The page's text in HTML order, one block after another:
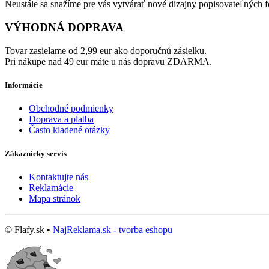
Neustále sa snažíme pre vás vytvárať nové dizajny popisovateľných
VÝHODNÁ DOPRAVA
Tovar zasielame od 2,99 eur ako doporučnú zásielku.
Pri nákupe nad 49 eur máte u nás dopravu ZDARMA.
Informácie
Obchodné podmienky
Doprava a platba
Často kladené otázky
Zákaznícky servis
Kontaktujte nás
Reklamácie
Mapa stránok
© Flafy.sk • NajReklama.sk - tvorba eshopu